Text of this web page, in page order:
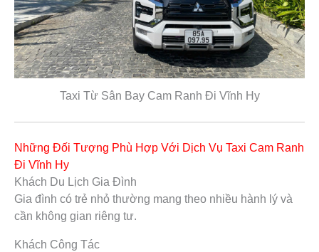
Taxi Từ Sân Bay Cam Ranh Đi Vĩnh Hy
Những Đối Tượng Phù Hợp Với Dịch Vụ Taxi Cam Ranh
Đi Vĩnh Hy
Khách Du Lịch Gia Đình
Gia đình có trẻ nhỏ thường mang theo nhiều hành lý và
cần không gian riêng tư.
Khách Công Tác